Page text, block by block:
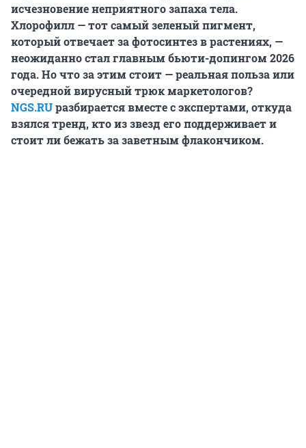
исчезновение неприятного запаха тела.
Хлорофилл — тот самый зеленый пигмент,
который отвечает за фотосинтез в растениях, —
неожиданно стал главным бьюти-допингом 2026
года. Но что за этим стоит — реальная польза или
очередной вирусный трюк маркетологов?
NGS.RUразбирается вместе с экспертами, откуда
взялся тренд, кто из звезд его поддерживает и
стоит ли бежать за заветным флакончиком.